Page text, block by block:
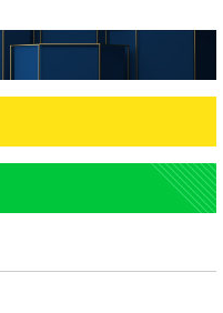
축구협회, 15년 전 심판 성 접대 파
재는 내부 지침 준수"
김지수, '여행사 대표' 변신 근황 "가
니…"
축구협회 '성접대' 감사보고서 나
[속보] 뉴욕증시, 혼조 출발…나스닥